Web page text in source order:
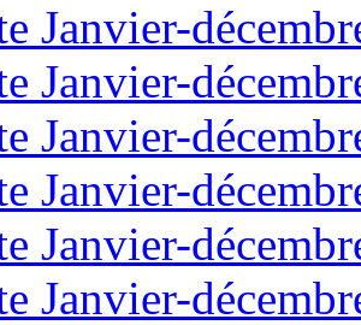
Janvier-
Janvier-
Janvier-
Janvier-
Janvier-
Janvier-